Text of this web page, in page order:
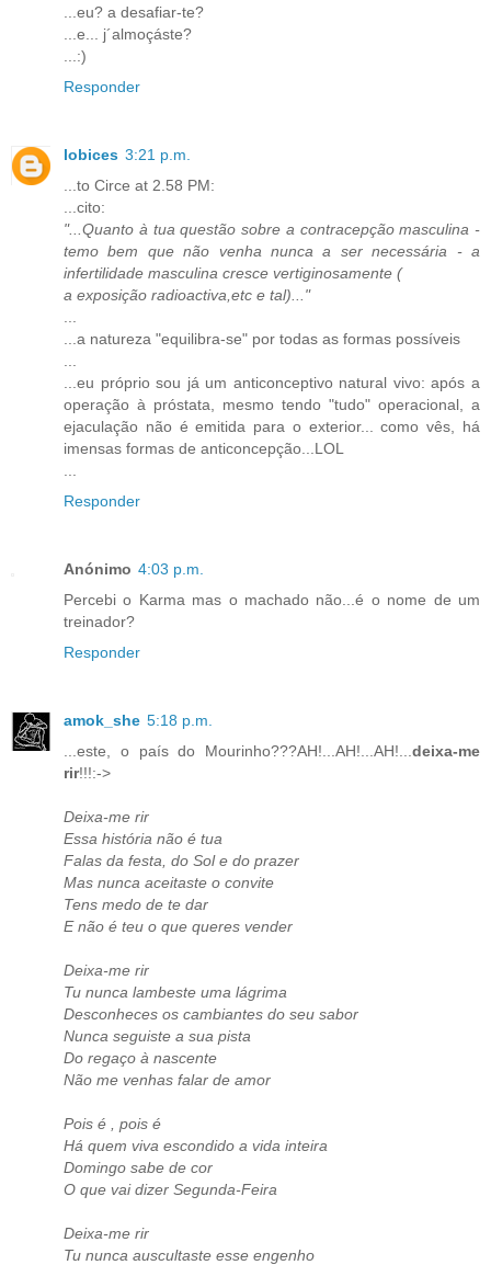
...eu? a desafiar-te?
...e... j´almoçáste?
...:)
Responder
lobices 3:21 p.m.
...to Circe at 2.58 PM:
...cito:
"...Quanto à tua questão sobre a contracepção masculina -
temo bem que não venha nunca a ser necessária - a
infertilidade masculina cresce vertiginosamente (
a exposição radioactiva,etc e tal)..."
...a natureza "equilibra-se" por todas as formas possíveis
...eu próprio sou já um anticonceptivo natural vivo: após a
operação à próstata, mesmo tendo "tudo" operacional, a
ejaculação não é emitida para o exterior... como vês, há
imensas formas de anticoncepção...LOL
Responder
Anónimo 4:03 p.m.
Percebi o Karma mas o machado não...é o nome de um
treinador?
Responder
amok_she 5:18 p.m.
...este, o país do Mourinho???AH!...AH!...AH!... deixa-me
rir!!!:->
Deixa-me rir
Essa história não é tua
Falas da festa, do Sol e do prazer
Mas nunca aceitaste o convite
Tens medo de te dar
E não é teu o que queres vender
Deixa-me rir
Tu nunca lambeste uma lágrima
Desconheces os cambiantes do seu sabor
Nunca seguiste a sua pista
Do regaço à nascente
Não me venhas falar de amor
Pois é , pois é
Há quem viva escondido a vida inteira
Domingo sabe de cor
O que vai dizer Segunda-Feira
Deixa-me rir
Tu nunca auscultaste esse engenho